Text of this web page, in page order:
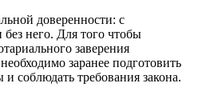
доверенности: с
него. Для того чтобы
заверения
заранее подготовить
соблюдать требования закона.